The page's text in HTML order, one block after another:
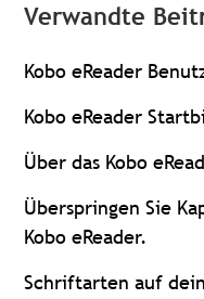
Verwandte
Kobo eReader
Kobo eReader
Über das Kobo
Überspringen Sie
Kobo eReader.
Schriftarten auf